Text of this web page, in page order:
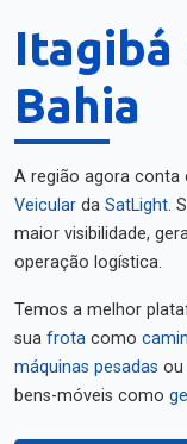
Itagibá
Bahia
A região agora conta
Veicular da SatLight.
maior visibilidade,
operação logística.
Temos a melhor
sua frota como
máquinas pesadas ou
bens-móveis como